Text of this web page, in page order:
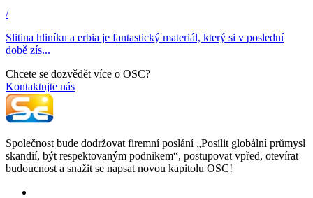
/
Slitina hliníku a erbia je fantastický materiál, který si v poslední
době zís...
Chcete se dozvědět více o OSC?
Kontaktujte nás
Společnost bude dodržovat firemní poslání „Posílit globální průmysl
skandií, být respektovaným podnikem“, postupovat vpřed, otevírat
budoucnost a snažit se napsat novou kapitolu OSC!